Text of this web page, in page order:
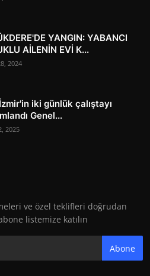
YANGIN: YABANCI
AİLENİN EVİ K...
2024
iki günlük çalıştayı
Genel...
2025
ve özel teklifleri doğrudan
listemize katılın
Abone